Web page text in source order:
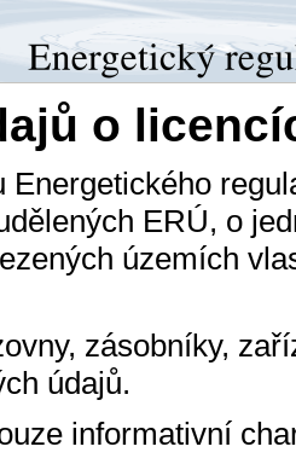
o
Energetického
ERÚ, o
územích
zásobníky,
údajů.
informativní